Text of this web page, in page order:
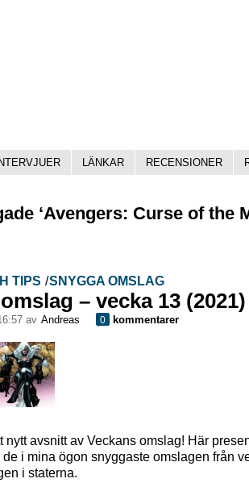
INTERVJUER LÄNKAR RECENSIONER
‘Avengers: Curse of the
TIPS /SNYGGA OMSLAG
– vecka 13 (2021)
av Andreas 0 kommentarer
nytt avsnitt av Veckans omslag! Här
i mina ögon snyggaste omslagen från
i staterna.